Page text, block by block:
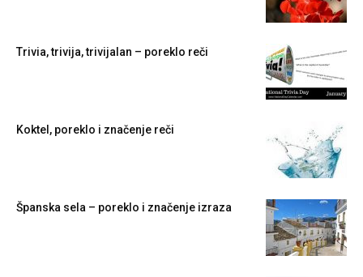
Trivia, trivija, trivijalan – poreklo reči
Koktel, poreklo i značenje reči
Španska sela – poreklo i značenje izraza